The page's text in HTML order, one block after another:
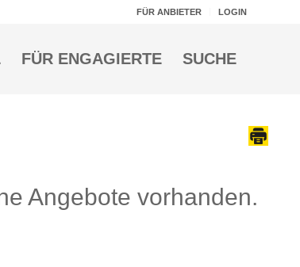
FÜR ANBIETER LOGIN
FÜR ENGAGIERTE SUCHE
Angebote vorhanden.